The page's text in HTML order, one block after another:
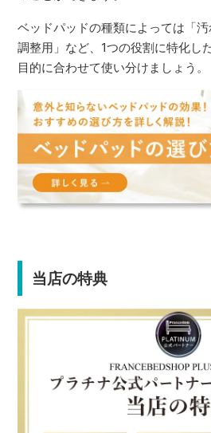
ベッドパッドの種類によっては「
調整用」など、1つの役割に特化し
目的に合わせて使い分けましょう。
当店の特典